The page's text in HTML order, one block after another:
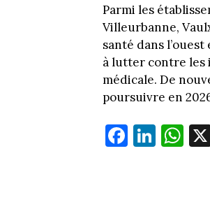
Parmi les
Villeurbanne,
santé dans
à lutter contre les
médicale. De
poursuivre en
Fa
ce
Li
nk
W
ha